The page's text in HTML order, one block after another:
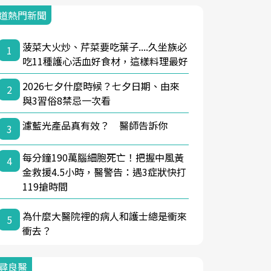
熱門新聞
1
菠菜大火炒、芹菜要吃葉子....久坐族必
吃11種護心活血好食材，這樣料理最好
2
2026七夕什麼時候？七夕日期、由來
與3習俗8禁忌一次看
3
濾藍光產品真有效？ 醫師告訴你
4
每分鐘190萬腦細胞死亡！把握中風黃
金救援4.5小時，醫警告：遇3症狀快打
119搶時間
5
為什麼大醫院裡的病人和護士總是衝來
衝去？
良醫